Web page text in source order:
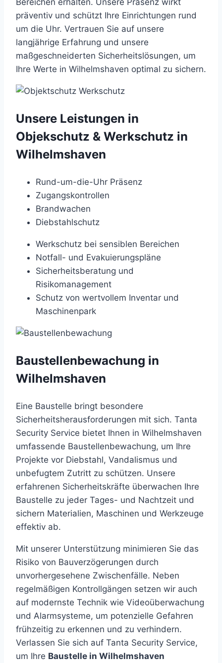
Bereichen erhalten. Unsere Präsenz wirkt
präventiv und schützt Ihre Einrichtungen rund
um die Uhr. Vertrauen Sie auf unsere
langjährige Erfahrung und unsere
maßgeschneiderten Sicherheitslösungen, um
Ihre Werte in Wilhelmshaven optimal zu sichern.
Unsere Leistungen in
Objekschutz & Werkschutz in
Wilhelmshaven
Rund-um-die-Uhr Präsenz
Zugangskontrollen
Brandwachen
Diebstahlschutz
Werkschutz bei sensiblen Bereichen
Notfall- und Evakuierungspläne
Sicherheitsberatung und
Risikomanagement
Schutz von wertvollem Inventar und
Maschinenpark
Baustellenbewachung in
Wilhelmshaven
Eine Baustelle bringt besondere
Sicherheitsherausforderungen mit sich. Tanta
Security Service bietet Ihnen in Wilhelmshaven
umfassende Baustellenbewachung, um Ihre
Projekte vor Diebstahl, Vandalismus und
unbefugtem Zutritt zu schützen. Unsere
erfahrenen Sicherheitskräfte überwachen Ihre
Baustelle zu jeder Tages- und Nachtzeit und
sichern Materialien, Maschinen und Werkzeuge
effektiv ab.
Mit unserer Unterstützung minimieren Sie das
Risiko von Bauverzögerungen durch
unvorhergesehene Zwischenfälle. Neben
regelmäßigen Kontrollgängen setzen wir auch
auf modernste Technik wie Videoüberwachung
und Alarmsysteme, um potenzielle Gefahren
frühzeitig zu erkennen und zu verhindern.
Verlassen Sie sich auf Tanta Security Service,
um Ihre Baustelle in Wilhelmshaven